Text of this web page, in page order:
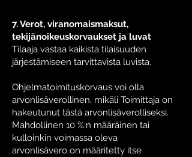
7. Verot, viranomaismaksut,
tekijänoikeuskorvaukset ja luvat
Tilaaja vastaa kaikista tilaisuuden
järjestämiseen tarvittavista luvista.
Ohjelmatoimituskorvaus voi olla
arvonlisäverollinen, mikäli Toimittaja on
hakeutunut tästä arvonlisäverolliseksi.
Mahdollinen 10 %:n määräinen tai
kulloinkin voimassa oleva
arvonlisävero on määritetty itse